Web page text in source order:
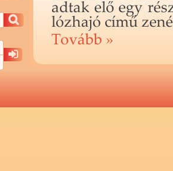
adtak elő egy
lóz­ha­jó című
To­vább »